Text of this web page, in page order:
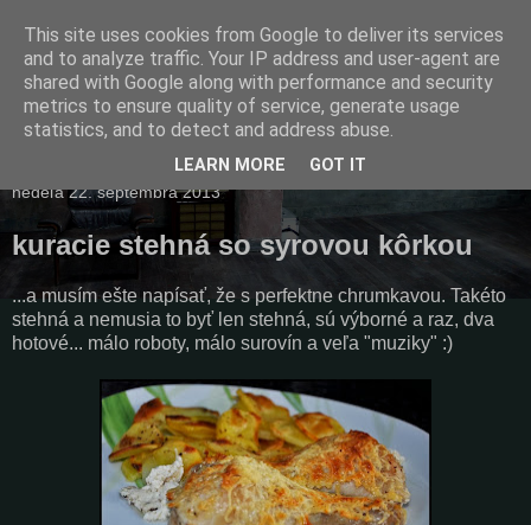
nedeľa 22. septembra 2013
kuracie stehná so syrovou kôrkou
...a musím ešte napísať, že s perfektne chrumkavou. Takéto
stehná a nemusia to byť len stehná, sú výborné a raz, dva
hotové... málo roboty, málo surovín a veľa "muziky" :)
This site uses cookies from Google to deliver its services
and to analyze traffic. Your IP address and user-agent are
shared with Google along with performance and security
metrics to ensure quality of service, generate usage
statistics, and to detect and address abuse.
LEARN MORE GOT IT